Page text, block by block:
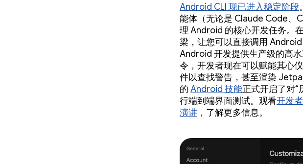
Android CLI 现已进入稳定阶段
能体（无论是 Claude Code、
理 Android 的核心开发任务。
梁，让您可以直接调用
Android 开发提供生产级的高
令，开发者现在可以赋能其心
件以查找警告，甚至渲染
的 Android 技能正式开启了对“
行端到端界面测试。观看开发
演讲 ，了解更多信息。